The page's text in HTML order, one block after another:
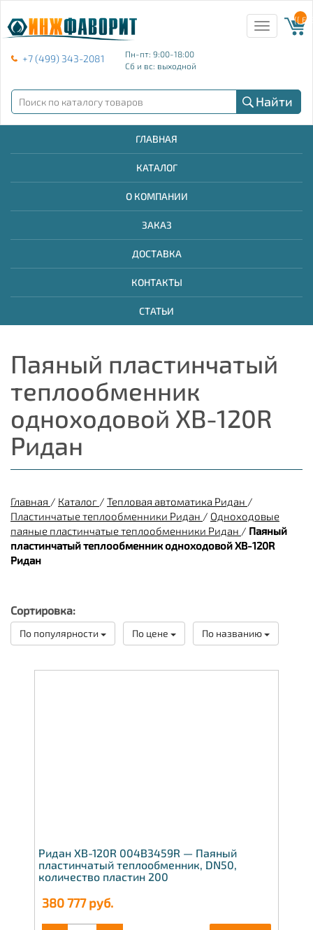
+7 (499) 343-2081
Пн-пт: 9:00-18:00
Сб и вс: выходной
Toggle
navigation
{{
Найти
ГЛАВНАЯ
КАТАЛОГ
О КОМПАНИИ
ЗАКАЗ
ДОСТАВКА
КОНТАКТЫ
СТАТЬИ
Паяный пластинчатый
теплообменник
одноходовой XB-120R
Ридан
Главная / Каталог / Тепловая автоматика Ридан /
Пластинчатые теплообменники Ридан / Одноходовые
паяные пластинчатые теплообменники Ридан / Паяный
пластинчатый теплообменник одноходовой XB-120R
Ридан
Сортировка:
По популярности По цене По названию
Ридан XB-120R 004B3459R — Паяный
пластинчатый теплообменник, DN50,
количество пластин 200
380 777руб.